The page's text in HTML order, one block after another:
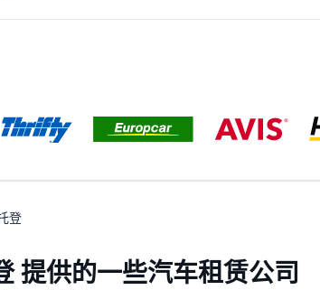
登
提供的一些汽车租赁公司